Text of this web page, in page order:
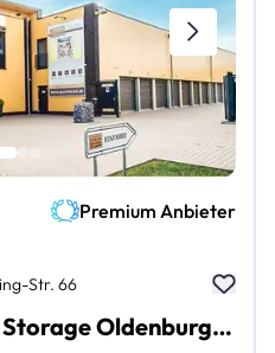
Premium Anbieter
Str. 66
All Seasons 4.0 Self Storage Oldenburg Tweelbäke